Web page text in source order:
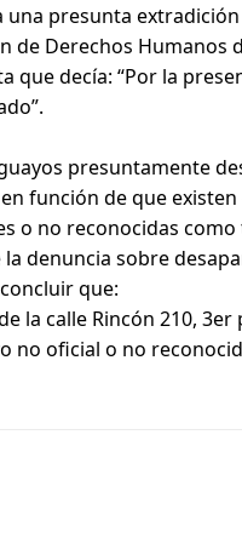
presunta
Derechos
decía: “Por la
presuntamente
función de que
o no reconocidas como
denuncia sobre
que:
la calle Rincón 210,
no oficial o no